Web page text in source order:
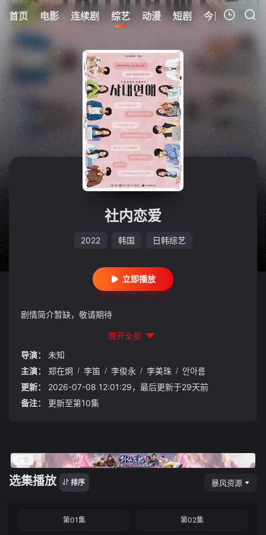
首页 电影 连续剧 综艺 动漫 短剧 今日更新 热
暂无观看影片的记录
社内恋爱
2022 韩国 日韩综艺
立即播放
剧情简介暂缺，敬请期待
展开全部
导演：
未知
主演：
郑在炯 / 李笛 / 李俊永 / 李美珠 / 안아름
更新：
2026-07-08 12:01:29，最后更新于29天前
备注：
更新至第10集
选集播放 排序 暴风资源
第01集 第02集